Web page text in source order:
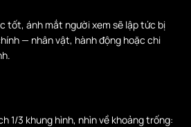
tốt, ánh mắt người xem sẽ lập tức bị
— nhân vật, hành động hoặc chi
1/3 khung hình, nhìn về khoảng trống: